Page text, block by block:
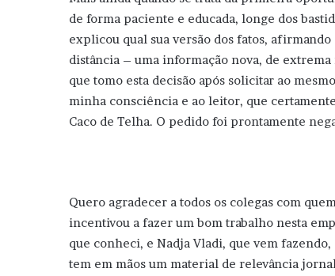
de forma paciente e educada, longe dos
explicou qual sua versão dos fatos,
distância – uma informação nova, de
que tomo esta decisão após solicitar ao
minha consciência e ao leitor, que
Caco de Telha. O pedido foi prontamente
Quero agradecer a todos os colegas com
incentivou a fazer um bom trabalho nesta
que conheci, e Nadja Vladi, que vem
tem em mãos um material de relevância